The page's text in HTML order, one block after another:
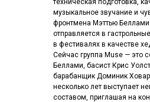
техническая подготовка,
музыкальное звучание и
фронтмена Мэттью Беллами.
отправляется в
в фестивалях в качестве
Сейчас группа Muse — это
Беллами, басист Крис
барабанщик Доминик
несколько лет выступает
составом, приглашая на